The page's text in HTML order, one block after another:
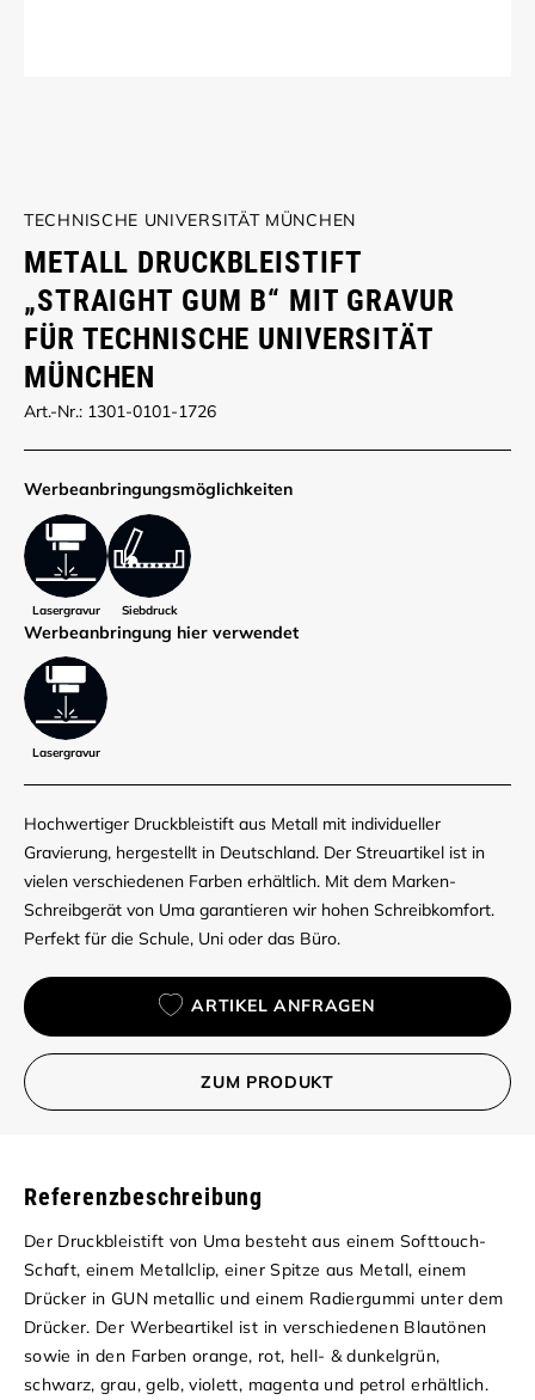
TECHNISCHE UNIVERSITÄT MÜNCHEN
METALL DRUCKBLEISTIFT
„STRAIGHT GUM B“ MIT GRAVUR
FÜR TECHNISCHE UNIVERSITÄT
MÜNCHEN
Art.-Nr.: 1301-0101-1726
Werbe­anbringungs­möglich­keiten
Lasergravur Siebdruck
Werbe­anbringung hier verwendet
Lasergravur
Hochwertiger Druckbleistift aus Metall mit individueller
Gravierung, hergestellt in Deutschland. Der Streuartikel ist in
vielen verschiedenen Farben erhältlich. Mit dem Marken-
Schreibgerät von Uma garantieren wir hohen Schreibkomfort.
Perfekt für die Schule, Uni oder das Büro.
ARTIKEL ANFRAGEN
ZUM PRODUKT
Referenzbeschreibung
Der Druckbleistift von Uma besteht aus einem Softtouch-
Schaft, einem Metallclip, einer Spitze aus Metall, einem
Drücker in GUN metallic und einem Radiergummi unter dem
Drücker. Der Werbeartikel ist in verschiedenen Blautönen
sowie in den Farben orange, rot, hell- & dunkelgrün,
schwarz, grau, gelb, violett, magenta und petrol erhältlich.